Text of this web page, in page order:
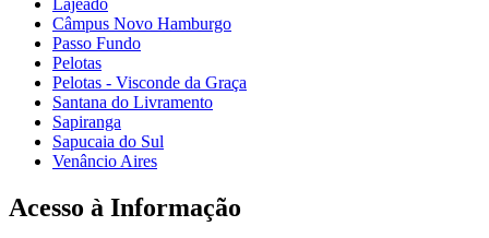
Lajeado
Câmpus Novo Hamburgo
Passo Fundo
Pelotas
Pelotas - Visconde da Graça
Santana do Livramento
Sapiranga
Sapucaia do Sul
Venâncio Aires
Acesso à Informação